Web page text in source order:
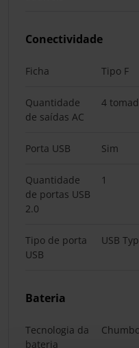
Conectividade
Ficha Tipo F
Quantidade
de saídas AC
4
Porta USB Sim
Quantidade
de portas USB
2.0
1
Tipo de porta
USB
USB
Bateria
Tecnologia da
bateria